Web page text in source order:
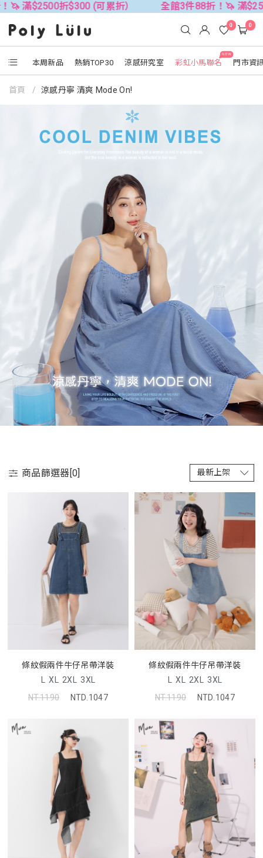
$300 (可累折） 全館3件88折！🦄 滿$2500折$300 (
本周新品 熱銷TOP30 涼感研究室
NEW
彩虹小馬聯名 門市資
0 0
首頁 涼感丹寧 清爽 Mode On!
商品篩選器[0]
條紋假兩件牛仔吊帶洋裝
L XL 2XL 3XL
NT.1190
NTD.1047
條紋假兩件牛仔吊帶洋裝
L XL 2XL 3XL
NT.1190
NTD.1047